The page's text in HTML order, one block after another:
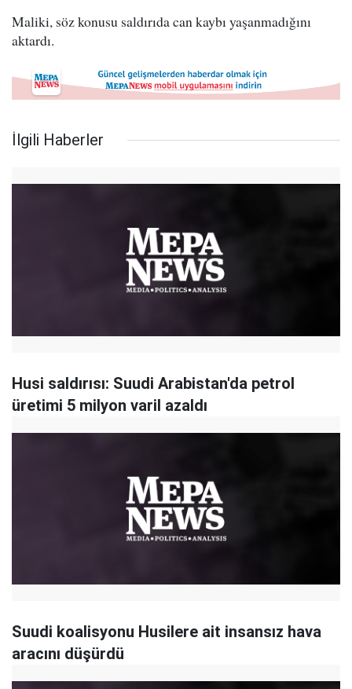
Maliki, söz konusu saldırıda can kaybı yaşanmadığını
aktardı.
İlgili Haberler
Husi saldırısı: Suudi Arabistan'da petrol
üretimi 5 milyon varil azaldı
Suudi koalisyonu Husilere ait insansız hava
aracını düşürdü